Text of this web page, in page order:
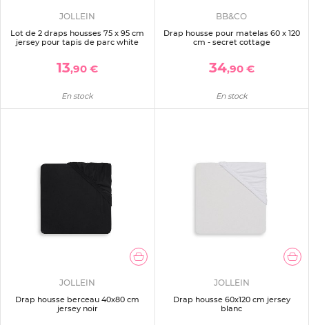
JOLLEIN
Lot de 2 draps housses 75 x 95 cm
jersey pour tapis de parc white
13,90 €
En stock
BB&CO
Drap housse pour matelas 60 x 120
cm - secret cottage
34,90 €
En stock
JOLLEIN
Drap housse berceau 40x80 cm
jersey noir
JOLLEIN
Drap housse 60x120 cm jersey
blanc